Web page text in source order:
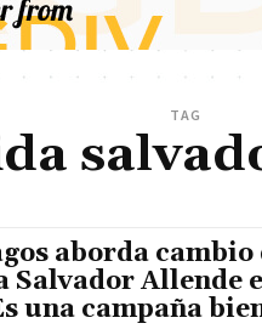
TAG
aborda cambio
Salvador Allende
una campaña